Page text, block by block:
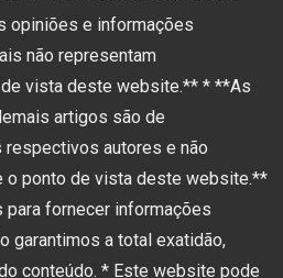
opiniões e informações
não representam
vista deste website.** * **As
artigos são de
autores e não
o ponto de vista deste website.**
fornecer informações
garantimos a total exatidão,
conteúdo. * Este website pode